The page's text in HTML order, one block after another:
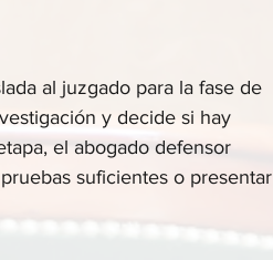
al juzgado para la fase de
y decide si hay
el abogado defensor
suficientes o presentar